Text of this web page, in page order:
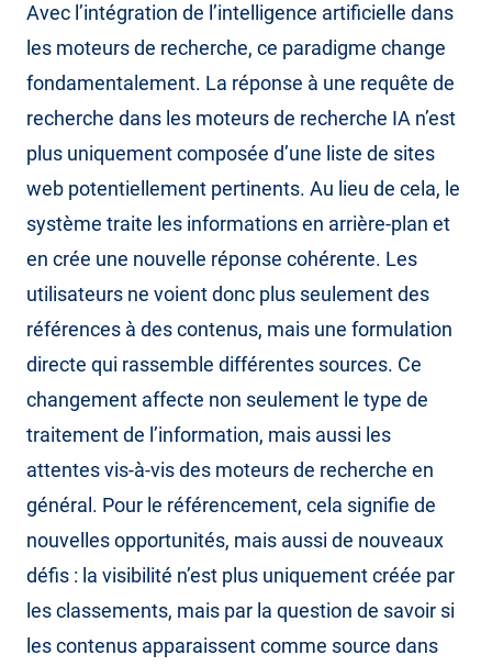
Avec l’intégration de l’intelligence artificielle dans
les moteurs de recherche, ce paradigme change
fondamentalement. La réponse à une requête de
recherche dans les moteurs de recherche IA n’est
plus uniquement composée d’une liste de sites
web potentiellement pertinents. Au lieu de cela, le
système traite les informations en arrière-plan et
en crée une nouvelle réponse cohérente. Les
utilisateurs ne voient donc plus seulement des
références à des contenus, mais une formulation
directe qui rassemble différentes sources. Ce
changement affecte non seulement le type de
traitement de l’information, mais aussi les
attentes vis-à-vis des moteurs de recherche en
général. Pour le référencement, cela signifie de
nouvelles opportunités, mais aussi de nouveaux
défis : la visibilité n’est plus uniquement créée par
les classements, mais par la question de savoir si
les contenus apparaissent comme source dans